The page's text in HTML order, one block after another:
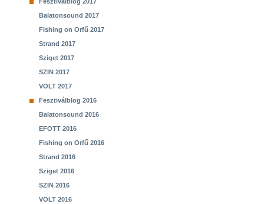
Balatonsound 2017
Fishing on Orfű 2017
Strand 2017
Sziget 2017
SZIN 2017
VOLT 2017
Fesztiválblog 2016
Balatonsound 2016
EFOTT 2016
Fishing on Orfű 2016
Strand 2016
Sziget 2016
SZIN 2016
VOLT 2016